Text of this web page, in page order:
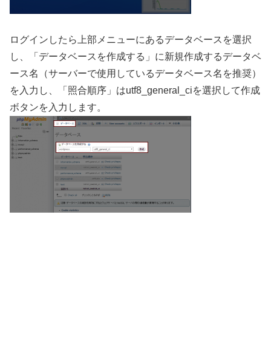
ログインしたら上部メニューにあるデータベースを選択
し、「データベースを作成する」に新規作成するデータベ
ース名（サーバーで使用しているデータベース名を推奨）
を入力し、「照合順序」はutf8_general_ciを選択して作成
ボタンを入力します。